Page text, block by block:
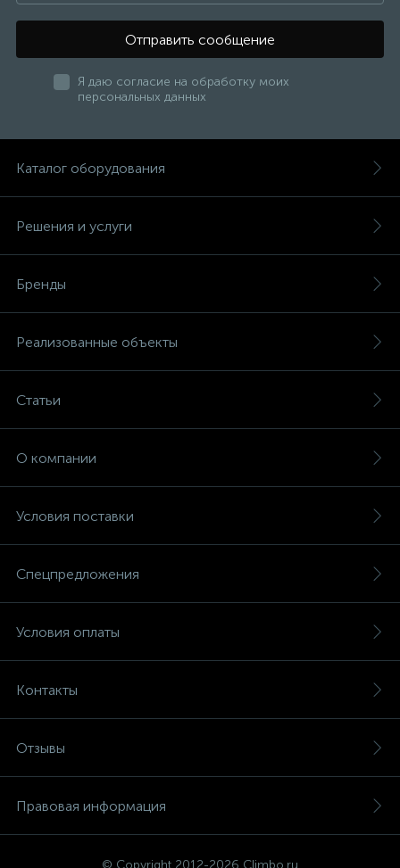
Отправить сообщение
Я даю согласие на обработку моих
персональных данных
Каталог оборудования
Решения и услуги
Бренды
Реализованные объекты
Статьи
О компании
Условия поставки
Спецпредложения
Условия оплаты
Контакты
Отзывы
Правовая информация
© Copyright 2012-2026 Climbo.ru